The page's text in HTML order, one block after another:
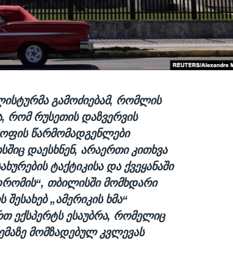
გამოძიებამ, რომლის
რომ რუსეთის დაზვერვის
წარმომადგენლები
დაესხნენ, არაერთი კითხვა
ტაქტიკისა და ქვეყანაში
თბილისში მომხდარი
შესახებ„ამერიკის ხმა“
ექსპერტს ესაუბრა, რომელიც
მომზადებულ კვლევას